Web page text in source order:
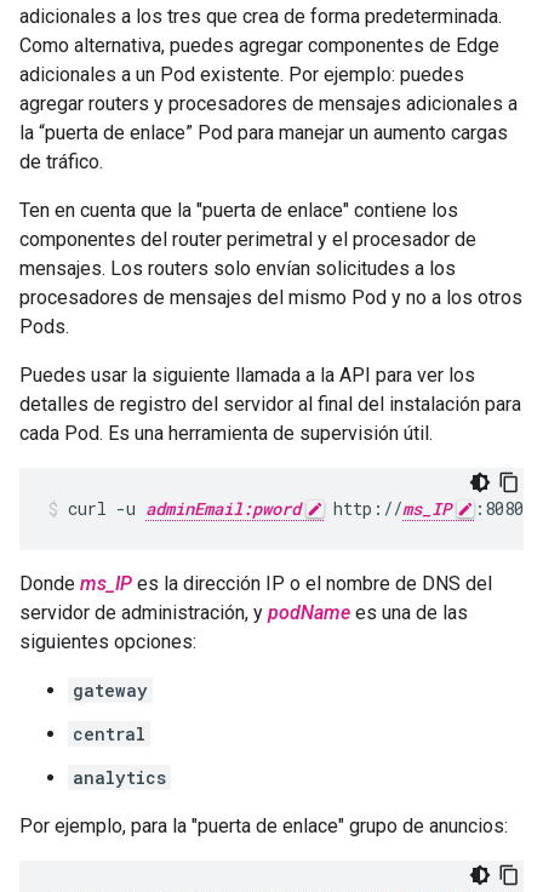
adicionales a los tres que crea de forma predeterminada.
Como alternativa, puedes agregar componentes de Edge
adicionales a un Pod existente. Por ejemplo: puedes
agregar routers y procesadores de mensajes adicionales a
la “puerta de enlace” Pod para manejar un aumento cargas
de tráfico.
Ten en cuenta que la "puerta de enlace" contiene los
componentes del router perimetral y el procesador de
mensajes. Los routers solo envían solicitudes a los
procesadores de mensajes del mismo Pod y no a los otros
Pods.
Puedes usar la siguiente llamada a la API para ver los
detalles de registro del servidor al final del instalación para
cada Pod. Es una herramienta de supervisión útil.
curl -u adminEmail:pword http://ms_IP :8080/
Donde ms_IP es la dirección IP o el nombre de DNS del
servidor de administración, y podName es una de las
siguientes opciones:
gateway
central
analytics
Por ejemplo, para la "puerta de enlace" grupo de anuncios: